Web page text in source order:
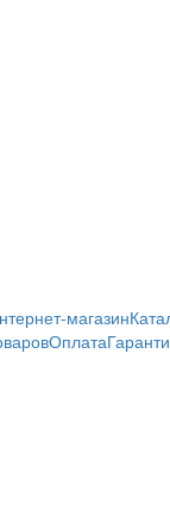
магазин
Оплата